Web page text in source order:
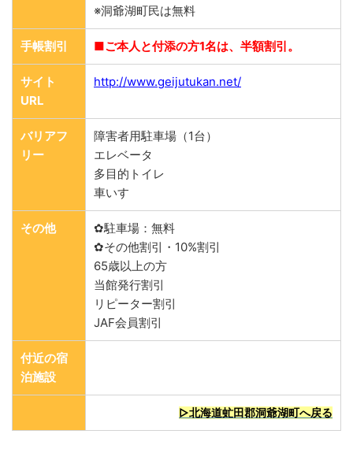
※洞爺湖町民は無料
手帳割引 ■ご本人と付添の方1名は、半額割引。
サイト
URL
http://www.geijutukan.net/
バリアフ
リー
障害者用駐車場（1台）
エレベータ
多目的トイレ
車いす
その他
✿駐車場：無料
✿その他割引・10%割引
65歳以上の方
当館発行割引
リピーター割引
JAF会員割引
付近の宿
泊施設
▷北海道虻田郡洞爺湖町へ戻る